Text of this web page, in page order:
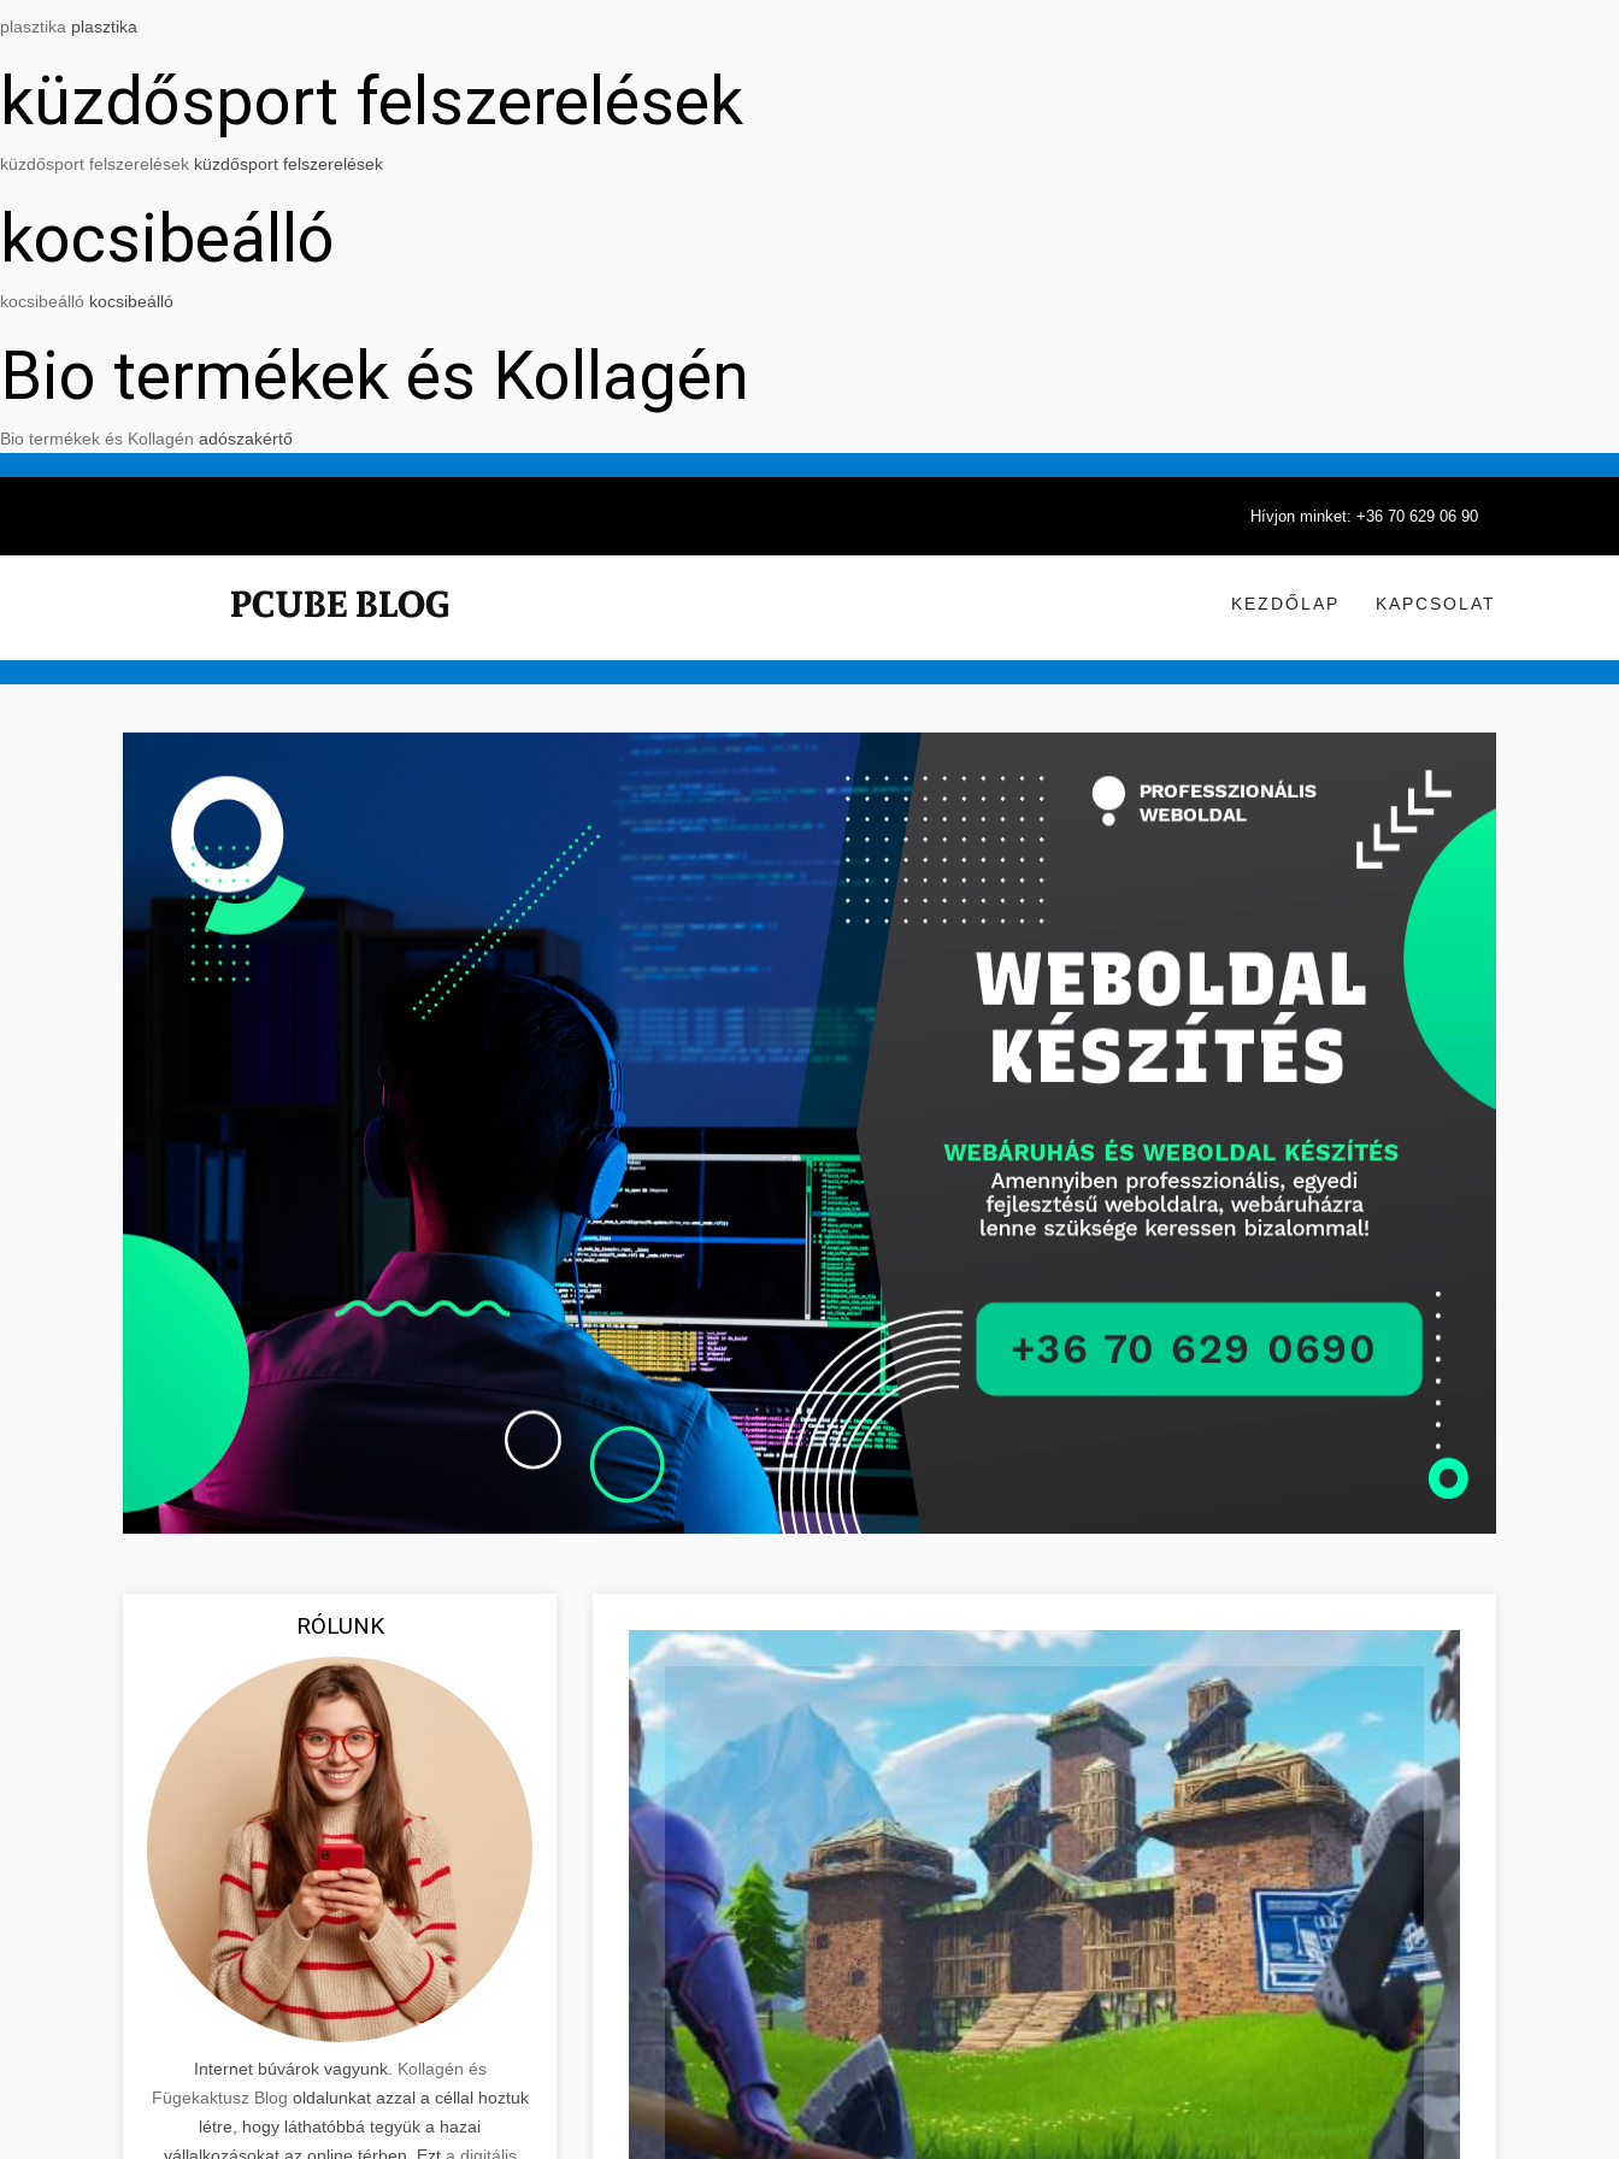
plasztika plasztika
küzdősport felszerelések
küzdősport felszerelések küzdősport felszerelések
kocsibeálló
kocsibeálló kocsibeálló
Bio termékek és Kollagén
Bio termékek és Kollagén adószakértő
Hívjon minket: +36 70 629 06 90
KEZDŐLAP KAPCSOLAT
RÓLUNK
Internet búvárok vagyunk. Kollagén és
Fügekaktusz Blog oldalunkat azzal a céllal hoztuk
létre, hogy láthatóbbá tegyük a hazai